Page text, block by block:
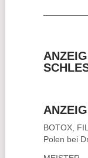
BOTOX,
Polen bei